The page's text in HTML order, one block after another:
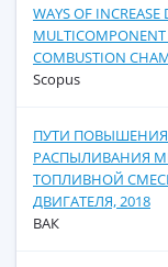
WAYS OF INCREASE
MULTICOMPONENT
COMBUSTION
Scopus
ПУТИ
РАСПЫЛИВАНИЯ
ТОПЛИВНОЙ
ДВИГАТЕЛЯ, 2018
ВАК